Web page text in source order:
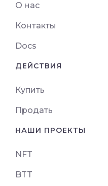
О нас
Контакты
Docs
ДЕЙСТВИЯ
Купить
Продать
НАШИ ПРОЕКТЫ
NFT
BTT